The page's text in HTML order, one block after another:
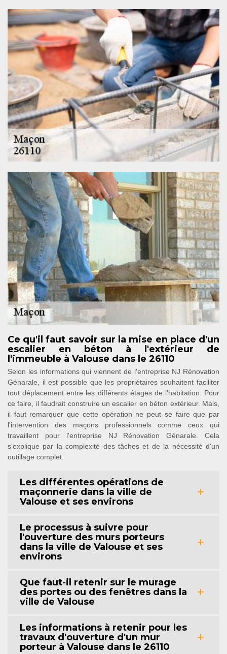
Ce qu'il faut savoir sur la mise en place d'un
escalier en béton à l'extérieur de
l'immeuble à Valouse dans le 26110
Selon les informations qui viennent de l'entreprise NJ Rénovation
Génarale, il est possible que les propriétaires souhaitent faciliter
tout déplacement entre les différents étages de l'habitation. Pour
ce faire, il faudrait construire un escalier en béton extérieur. Mais,
il faut remarquer que cette opération ne peut se faire que par
l'intervention des maçons professionnels comme ceux qui
travaillent pour l'entreprise NJ Rénovation Génarale. Cela
s'explique par la complexité des tâches et de la nécessité d'un
outillage complet.
Les différentes opérations de
maçonnerie dans la ville de
Valouse et ses environs
Le processus à suivre pour
l'ouverture des murs porteurs
dans la ville de Valouse et ses
environs
Que faut-il retenir sur le murage
des portes ou des fenêtres dans la
ville de Valouse
Les informations à retenir pour les
travaux d'ouverture d'un mur
porteur à Valouse dans le 26110